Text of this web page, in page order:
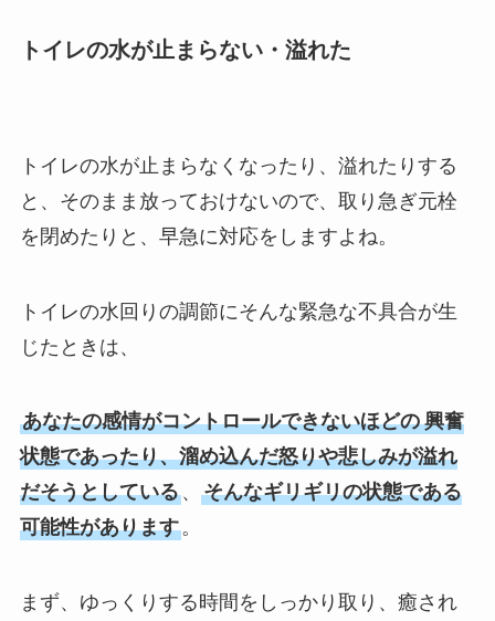
トイレの水が止まらない・溢れた
トイレの水が止まらなくなったり、溢れたりする
と、そのまま放っておけないので、取り急ぎ元栓
を閉めたりと、早急に対応をしますよね。
トイレの水回りの調節にそんな緊急な不具合が生
じたときは、
あなたの感情がコントロールできないほどの 興奮
状態であったり、溜め込んだ怒りや悲しみが溢れ
だそうとしている、 そんなギリギリの状態である
可能性があります。
まず、ゆっくりする時間をしっかり取り、癒され